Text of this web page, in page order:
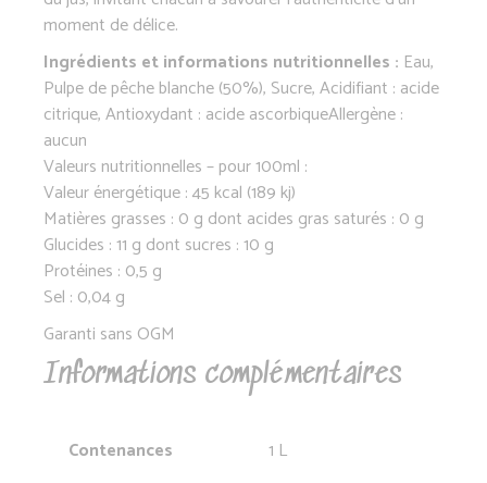
moment de délice.
Ingrédients et informations nutritionnelles : Eau,
Pulpe de pêche blanche (50%), Sucre, Acidifiant : acide
citrique, Antioxydant : acide ascorbiqueAllergène :
aucun
Valeurs nutritionnelles – pour 100ml :
Valeur énergétique : 45 kcal (189 kj)
Matières grasses : 0 g dont acides gras saturés : 0 g
Glucides : 11 g dont sucres : 10 g
Protéines : 0,5 g
Sel : 0,04 g
Garanti sans OGM
Informations complémentaires
Contenances 1 L